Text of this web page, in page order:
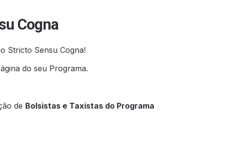
Cogna
Stricto Sensu Cogna!
do seu Programa.
de Bolsistas e Taxistas do Programa